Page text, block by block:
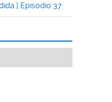
| Episodio 37